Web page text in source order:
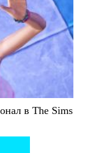
в The Sims